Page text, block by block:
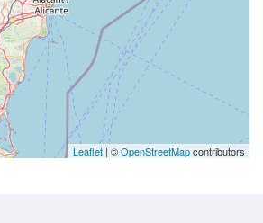
Leaflet | ©OpenStreetMapcontributors